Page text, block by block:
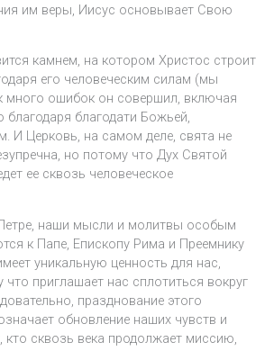
им веры, Иисус основывает Свою
камнем, на котором Христос строит
его человеческим силам (мы
много ошибок он совершил, включая
благодаря благодати Божьей,
И Церковь, на самом деле, свята не
но потому что Дух Святой
ее сквозь человеческое
наши мысли и молитвы особым
к Папе, Епископу Рима и Преемнику
уникальную ценность для нас,
что приглашает нас сплотиться вокруг
празднование этого
обновление наших чувств и
кто сквозь века продолжает миссию,